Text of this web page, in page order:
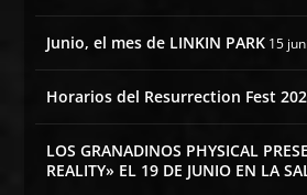
Junio, el mes de LINKIN PARK 15
Horarios del Resurrection Fest
LOS GRANADINOS PHYSICAL
REALITY» EL 19 DE JUNIO EN LA